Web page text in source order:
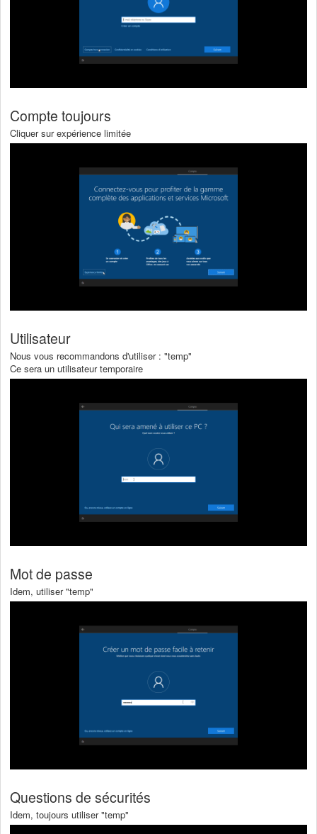
Compte toujours
Cliquer sur expérience limitée
Utilisateur
Nous vous recommandons d'utiliser : "temp"
Ce sera un utilisateur temporaire
Mot de passe
Idem, utiliser "temp"
Questions de sécurités
Idem, toujours utiliser "temp"